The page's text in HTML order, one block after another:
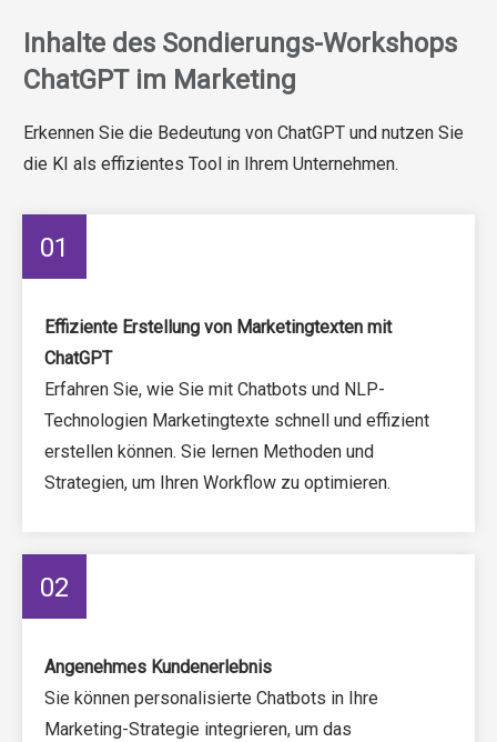
Inhalte des Sondierungs-Workshops
ChatGPT im Marketing
Erkennen Sie die Bedeutung von ChatGPT und nutzen Sie
die KI als effizientes Tool in Ihrem Unternehmen.
01
Effiziente Erstellung von Marketingtexten mit
ChatGPT
Erfahren Sie, wie Sie mit Chatbots und NLP-
Technologien Marketingtexte schnell und effizient
erstellen können. Sie lernen Methoden und
Strategien, um Ihren Workflow zu optimieren.
02
Angenehmes Kundenerlebnis
Sie können personalisierte Chatbots in Ihre
Marketing-Strategie integrieren, um das